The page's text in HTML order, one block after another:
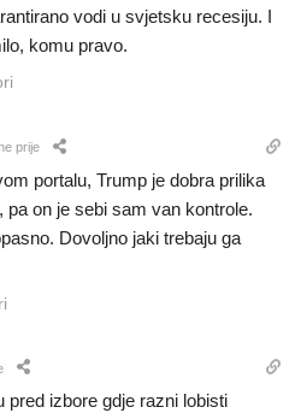
vodi u svjetsku recesiju. I
komu pravo.
prije
portalu, Trump je dobra prilika
on je sebi sam van kontrole.
Dovoljno jaki trebaju ga
izbore gdje razni lobisti